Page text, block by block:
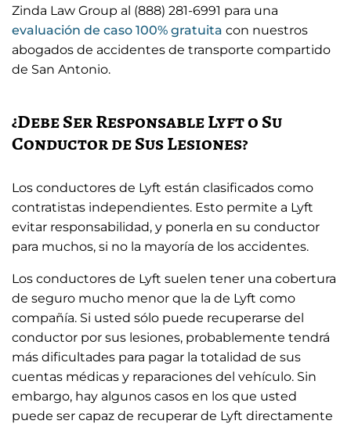
Zinda Law Group al (888) 281-6991 para una
evaluación de caso 100% gratuita con nuestros
abogados de accidentes de transporte compartido
de San Antonio.
¿Debe Ser Responsable Lyft o Su
Conductor de Sus Lesiones?
Los conductores de Lyft están clasificados como
contratistas independientes. Esto permite a Lyft
evitar responsabilidad, y ponerla en su conductor
para muchos, si no la mayoría de los accidentes.
Los conductores de Lyft suelen tener una cobertura
de seguro mucho menor que la de Lyft como
compañía. Si usted sólo puede recuperarse del
conductor por sus lesiones, probablemente tendrá
más dificultades para pagar la totalidad de sus
cuentas médicas y reparaciones del vehículo. Sin
embargo, hay algunos casos en los que usted
puede ser capaz de recuperar de Lyft directamente